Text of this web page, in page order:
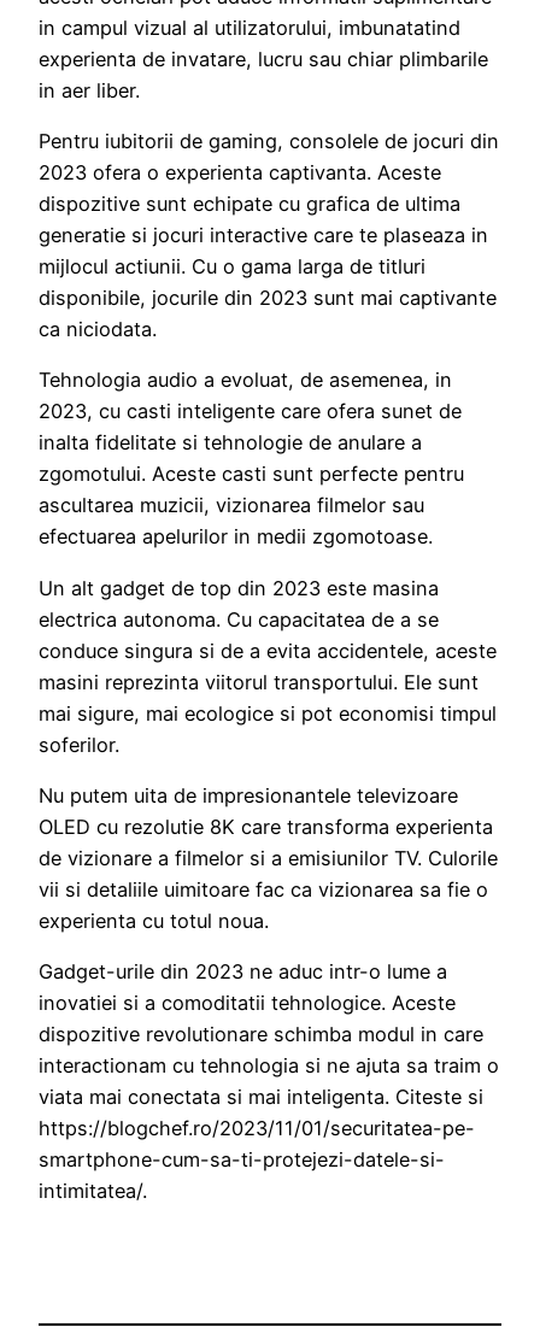
in campul vizual al utilizatorului, imbunatatind
experienta de invatare, lucru sau chiar plimbarile
in aer liber.
Pentru iubitorii de gaming, consolele de jocuri din
2023 ofera o experienta captivanta. Aceste
dispozitive sunt echipate cu grafica de ultima
generatie si jocuri interactive care te plaseaza in
mijlocul actiunii. Cu o gama larga de titluri
disponibile, jocurile din 2023 sunt mai captivante
ca niciodata.
Tehnologia audio a evoluat, de asemenea, in
2023, cu casti inteligente care ofera sunet de
inalta fidelitate si tehnologie de anulare a
zgomotului. Aceste casti sunt perfecte pentru
ascultarea muzicii, vizionarea filmelor sau
efectuarea apelurilor in medii zgomotoase.
Un alt gadget de top din 2023 este masina
electrica autonoma. Cu capacitatea de a se
conduce singura si de a evita accidentele, aceste
masini reprezinta viitorul transportului. Ele sunt
mai sigure, mai ecologice si pot economisi timpul
soferilor.
Nu putem uita de impresionantele televizoare
OLED cu rezolutie 8K care transforma experienta
de vizionare a filmelor si a emisiunilor TV. Culorile
vii si detaliile uimitoare fac ca vizionarea sa fie o
experienta cu totul noua.
Gadget-urile din 2023 ne aduc intr-o lume a
inovatiei si a comoditatii tehnologice. Aceste
dispozitive revolutionare schimba modul in care
interactionam cu tehnologia si ne ajuta sa traim o
viata mai conectata si mai inteligenta. Citeste si
https://blogchef.ro/2023/11/01/securitatea-pe-
smartphone-cum-sa-ti-protejezi-datele-si-
intimitatea/.